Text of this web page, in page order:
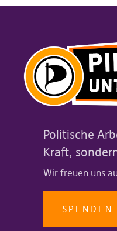
Politische
Kraft,
Wir freuen uns
SPENDEN